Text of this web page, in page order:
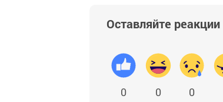
Оставляйте реакции
0 0 0